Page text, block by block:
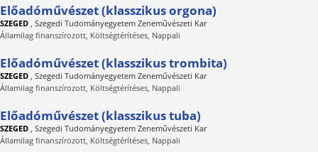
Előadóművészet (klasszikus orgona)
SZEGED Szegedi Tudományegyetem Zeneművészeti Kar
Államilag finanszírozott, Költségtérítéses, Nappali
Előadóművészet (klasszikus trombita)
SZEGED Szegedi Tudományegyetem Zeneművészeti Kar
Államilag finanszírozott, Költségtérítéses, Nappali
Előadóművészet (klasszikus tuba)
SZEGED Szegedi Tudományegyetem Zeneművészeti Kar
Államilag finanszírozott, Költségtérítéses, Nappali